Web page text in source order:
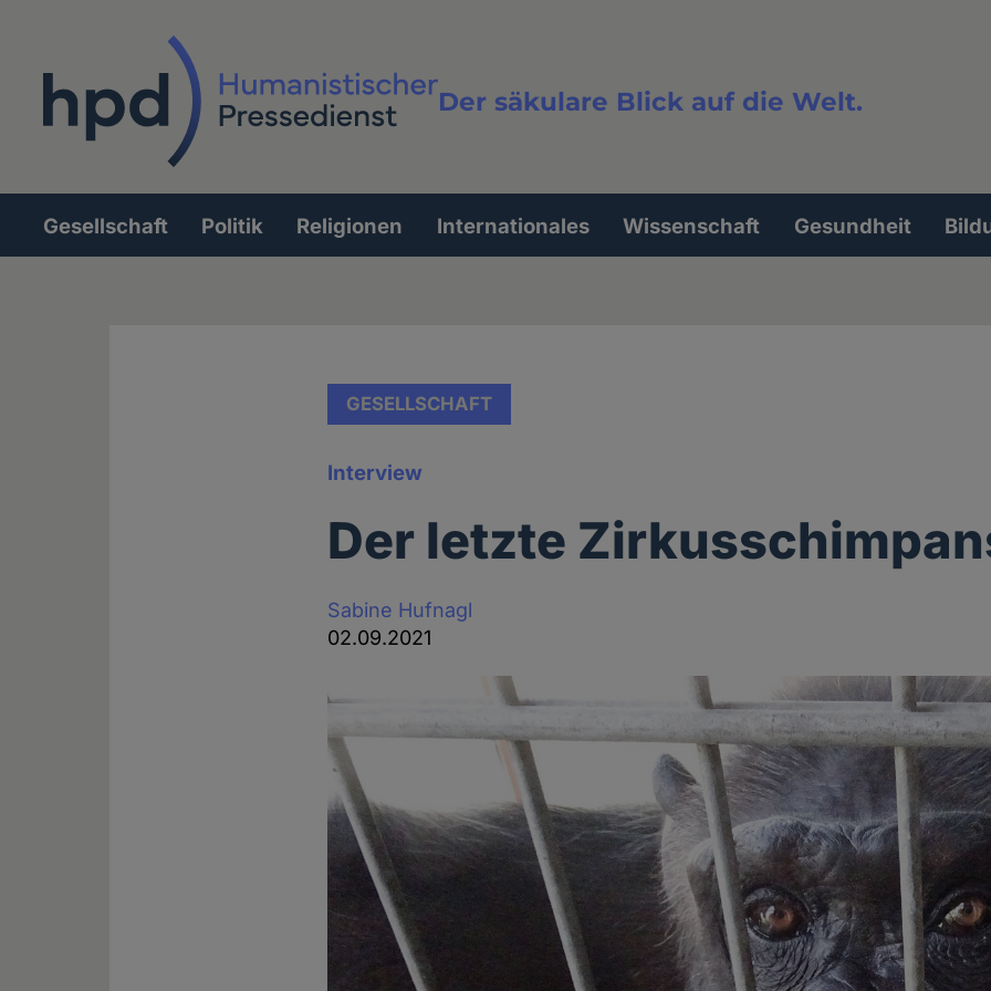
Der säkulare Blick auf die Welt.
Volltextsuche
Hauptnavigation
Gesellschaft Politik Religionen Internationales Wissenschaft Gesundheit
GESELLSCHAFT
Interview
Der letzte
Sabine Hufnagl
02.09.2021